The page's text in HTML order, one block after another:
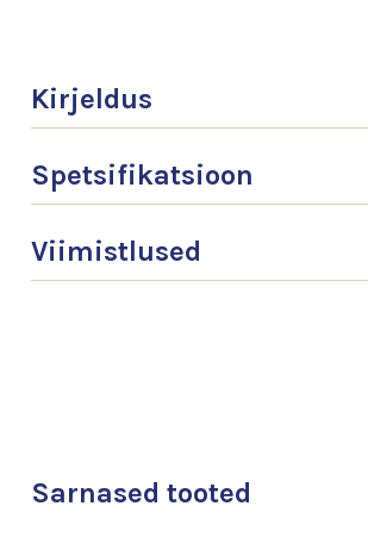
Kirjeldus
Spetsifikatsioon
Viimistlused
Sarnased tooted